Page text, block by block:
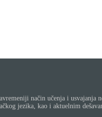
način učenja i
jezika, kao i aktuelnim